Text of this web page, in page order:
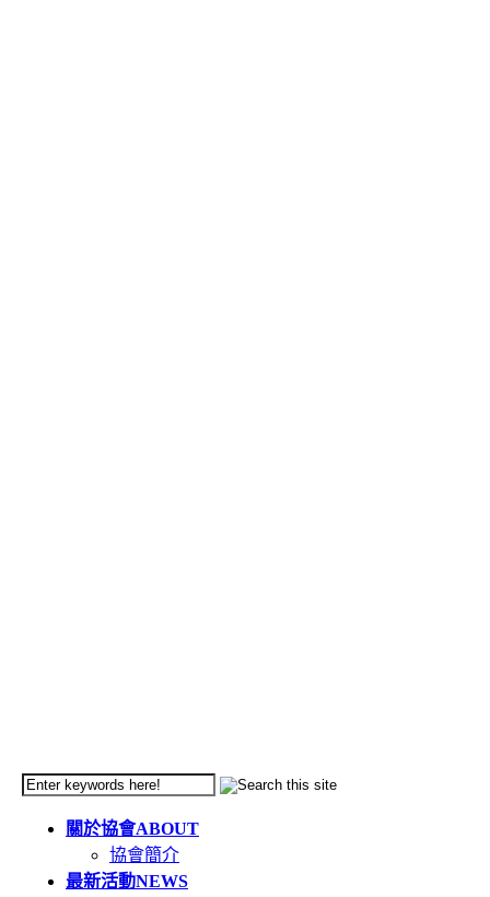
關於協會ABOUT
協會簡介
最新活動NEWS